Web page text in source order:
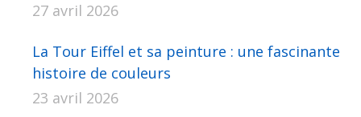
27 avril 2026
La Tour Eiffel et sa peinture : une fascinante
histoire de couleurs
23 avril 2026